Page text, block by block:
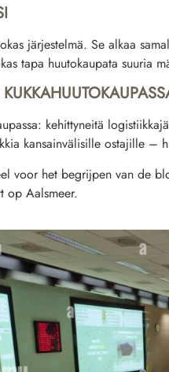
järjestelmä. Se alkaa
tapa huutokaupata suuria
kehittyneitä
kansainvälisille ostajille –
voor het begrijpen van de
op Aalsmeer.